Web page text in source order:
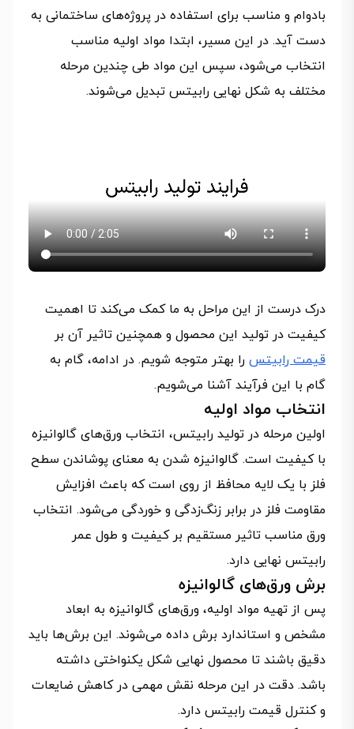
بادوام و مناسب برای استفاده در پروژه‌های ساختمانی به
دست آید. در این مسیر، ابتدا مواد اولیه مناسب
انتخاب می‌شود، سپس این مواد طی چندین مرحله
مختلف به شکل نهایی رابیتس تبدیل می‌شوند.
درک درست از این مراحل به ما کمک می‌کند تا اهمیت
کیفیت در تولید این محصول و همچنین تاثیر آن بر
قیمت رابیتس را بهتر متوجه شویم. در ادامه، گام به
گام با این فرآیند آشنا می‌شویم.
انتخاب مواد اولیه
اولین مرحله در تولید رابیتس، انتخاب ورق‌های گالوانیزه
با کیفیت است. گالوانیزه شدن به معنای پوشاندن سطح
فلز با یک لایه محافظ از روی است که باعث افزایش
مقاومت فلز در برابر زنگ‌زدگی و خوردگی می‌شود. انتخاب
ورق مناسب تاثیر مستقیم بر کیفیت و طول عمر
رابیتس نهایی دارد.
برش ورق‌های گالوانیزه
پس از تهیه مواد اولیه، ورق‌های گالوانیزه به ابعاد
مشخص و استاندارد برش داده می‌شوند. این برش‌ها باید
دقیق باشند تا محصول نهایی شکل یکنواختی داشته
باشد. دقت در این مرحله نقش مهمی در کاهش ضایعات
و کنترل قیمت رابیتس دارد.